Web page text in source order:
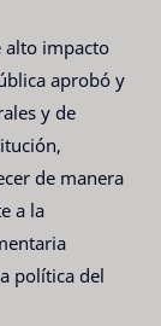
alto impacto
aprobó y
y de
de manera
a la
política del